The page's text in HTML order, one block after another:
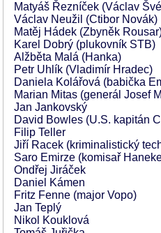
Matyáš Řezníček (Václav
Václav Neužil (Ctibor Novák)
Matěj Hádek (Zbyněk
Karel Dobrý (plukovník STB)
Alžběta Malá (Hanka)
Petr Uhlík (Vladimír Hradec)
Daniela Kolářová (babička
Marian Mitas (generál Josef
Jan Jankovský
David Bowles (U.S. kapitán
Filip Teller
Jiří Racek (kriminalistický
Saro Emirze (komisař
Ondřej Jiráček
Daniel Kámen
Fritz Fenne (major Vopo)
Jan Teplý
Nikol Kouklová